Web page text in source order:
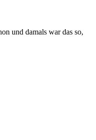
und damals war das so,